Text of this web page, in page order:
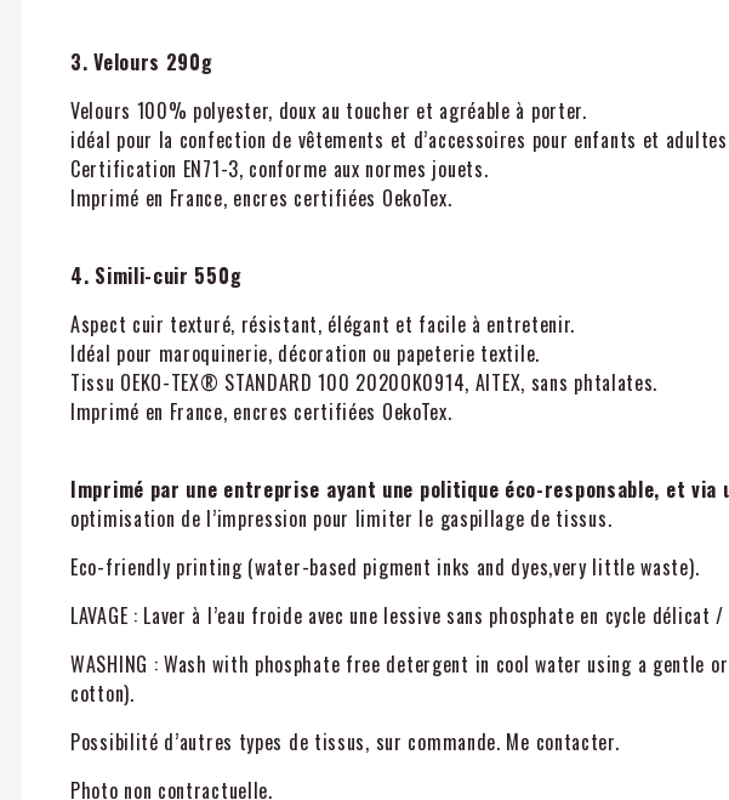
3. Velours 290g
Velours 100% polyester, doux au toucher et agréable à porter.
idéal pour la confection de vêtements et d’accessoires pour enfants et
Certification EN71-3, conforme aux normes jouets.
Imprimé en France, encres certifiées OekoTex.
4. Simili-cuir 550g
Aspect cuir texturé, résistant, élégant et facile à entretenir.
Idéal pour maroquinerie, décoration ou papeterie textile.
Tissu OEKO-TEX® STANDARD 100 2020OK0914, AITEX, sans phtalates.
Imprimé en France, encres certifiées OekoTex.
Imprimé par une entreprise ayant une politique éco-responsable, et via
optimisation de l’impression pour limiter le gaspillage de tissus.
Eco-friendly printing (water-based pigment inks and dyes,very little waste).
LAVAGE : Laver à l’eau froide avec une lessive sans phosphate en cycle délicat
WASHING : Wash with phosphate free detergent in cool water using a
cotton).
Possibilité d’autres types de tissus, sur commande. Me contacter.
Photo non contractuelle.